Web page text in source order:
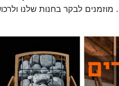
לבקר בחנות שלנו